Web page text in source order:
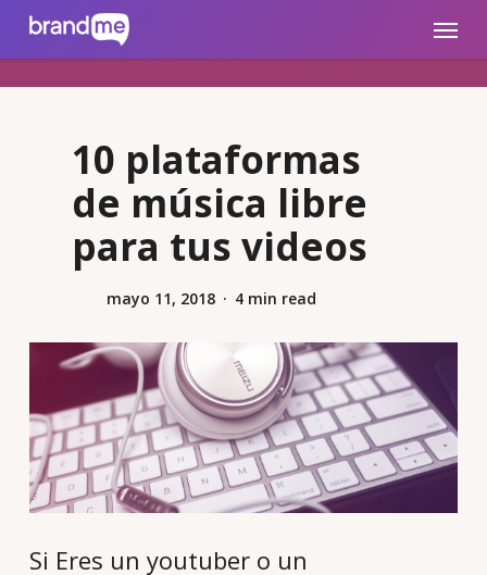
brandme.la Menu
10 plataformas
de música libre
para tus videos
mayo 11, 2018 4 min read
Si Eres un youtuber o un